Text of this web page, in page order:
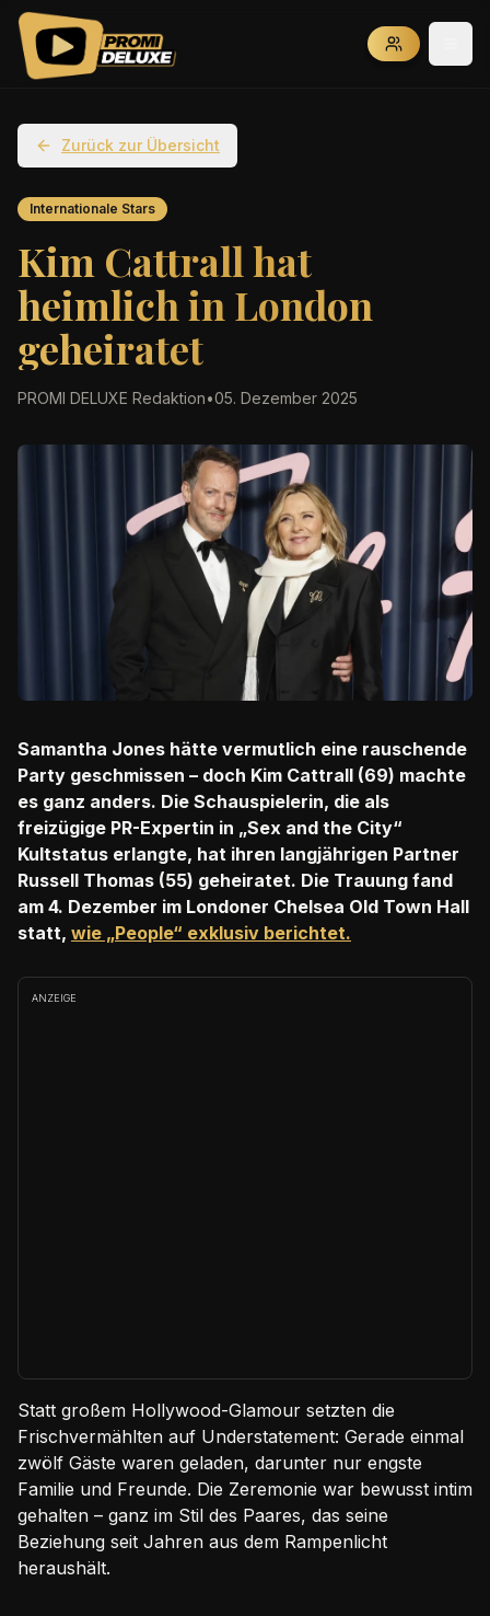
Zurück zur Übersicht
Internationale Stars
Kim Cattrall hat
heimlich in London
geheiratet
PROMI DELUXE Redaktion•05. Dezember 2025
Samantha Jones hätte vermutlich eine rauschende
Party geschmissen – doch Kim Cattrall (69) machte
es ganz anders. Die Schauspielerin, die als
freizügige PR-Expertin in „Sex and the City“
Kultstatus erlangte, hat ihren langjährigen Partner
Russell Thomas (55) geheiratet. Die Trauung fand
am 4. Dezember im Londoner Chelsea Old Town Hall
statt, wie „People“ exklusiv berichtet.
ANZEIGE
Statt großem Hollywood-Glamour setzten die
Frischvermählten auf Understatement: Gerade einmal
zwölf Gäste waren geladen, darunter nur engste
Familie und Freunde. Die Zeremonie war bewusst intim
gehalten – ganz im Stil des Paares, das seine
Beziehung seit Jahren aus dem Rampenlicht
heraushält.